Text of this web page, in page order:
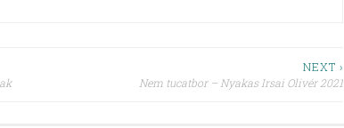
NEXT ›
Nem tucatbor – Nyakas Irsai Olivér 2021